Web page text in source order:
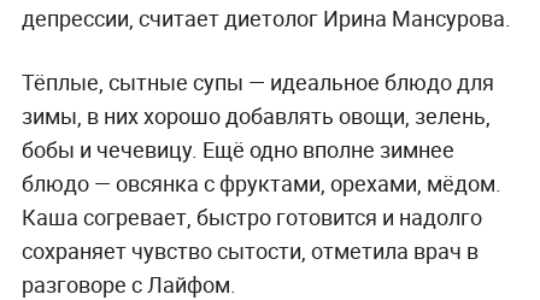
депрессии, считает диетолог Ирина Мансурова.
Тёплые, сытные супы — идеальное блюдо для
зимы, в них хорошо добавлять овощи, зелень,
бобы и чечевицу. Ещё одно вполне зимнее
блюдо — овсянка с фруктами, орехами, мёдом.
Каша согревает, быстро готовится и надолго
сохраняет чувство сытости, отметила врач в
разговоре с Лайфом.